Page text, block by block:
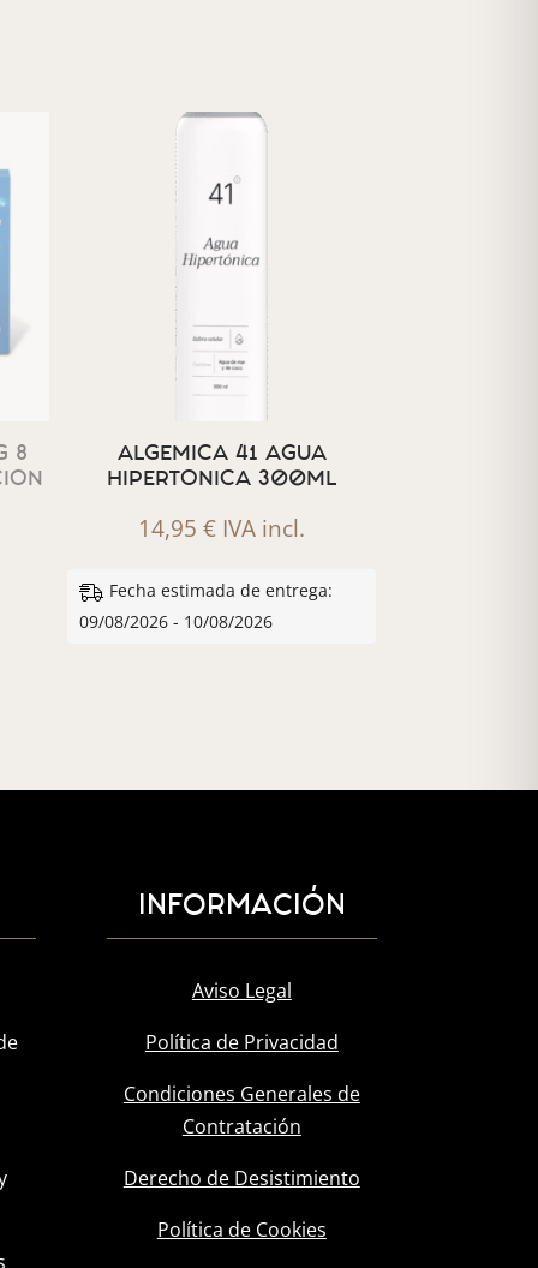
8
ALGEMICA 41 AGUA
HIPERTONICA 300ML
14,95€ IVA incl.
Fecha estimada de entrega:
09/08/2026 - 10/08/2026
INFORMACIÓN
Aviso Legal
Política de Privacidad
Condiciones Generales de
Contratación
Derecho de Desistimiento
Política de Cookies